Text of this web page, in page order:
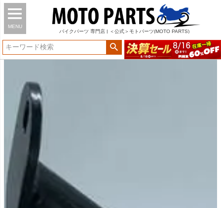
MENU
バイク パーツ 専門店 | ＜公式＞モトパーツ(MOTO PARTS)